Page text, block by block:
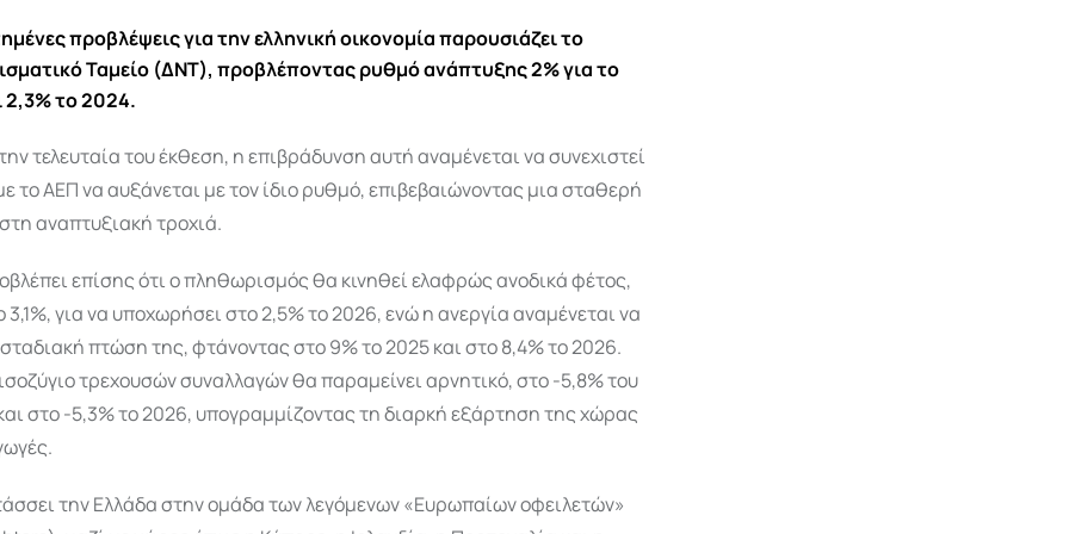
προβλέψεις για την ελληνική οικονομία παρουσιάζει το
Ταμείο (ΔΝΤ), προβλέποντας ρυθμό ανάπτυξης 2% για το
2,3% το 2024.
τελευταία του έκθεση, η επιβράδυνση αυτή αναμένεται να συνεχιστεί
το ΑΕΠ να αυξάνεται με τον ίδιο ρυθμό, επιβεβαιώνοντας μια σταθερή
αναπτυξιακή τροχιά.
επίσης ότι ο πληθωρισμός θα κινηθεί ελαφρώς ανοδικά φέτος,
για να υποχωρήσει στο 2,5% το 2026, ενώ η ανεργία αναμένεται να
σταδιακή πτώση της, φτάνοντας στο 9% το 2025 και στο 8,4% το 2026.
τρεχουσών συναλλαγών θα παραμείνει αρνητικό, στο -5,8% του
στο -5,3% το 2026, υπογραμμίζοντας τη διαρκή εξάρτηση της χώρας
την Ελλάδα στην ομάδα των λεγόμενων «Ευρωπαίων οφειλετών»